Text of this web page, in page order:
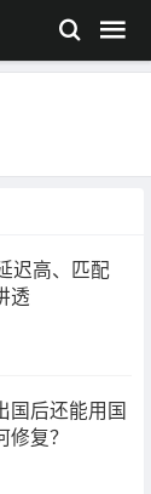
迟高、匹配
透
国后还能用国
复？